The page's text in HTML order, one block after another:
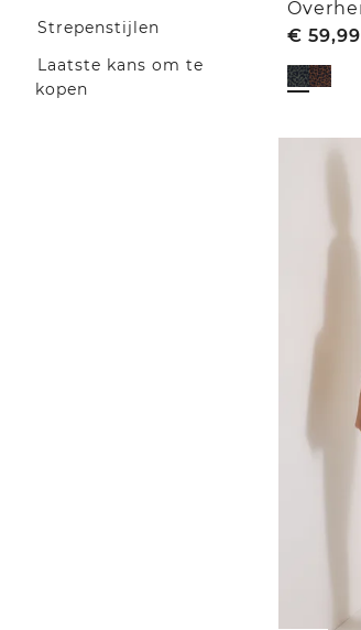
Strepenstijlen
Laatste kans om te
kopen
€ 59,99